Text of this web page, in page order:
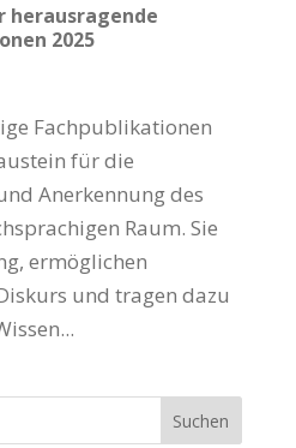
herausragende
2025
Fachpublikationen
für die
Anerkennung des
Raum. Sie
ermöglichen
und tragen dazu